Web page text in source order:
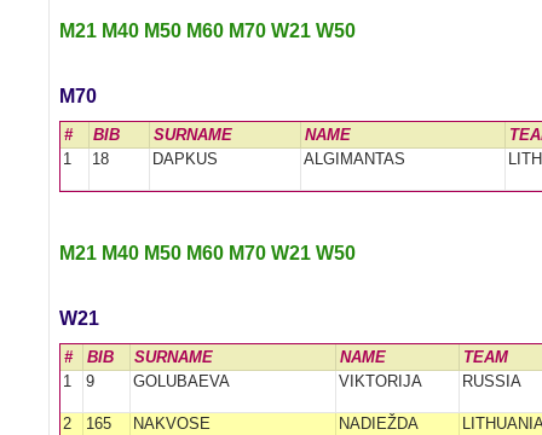
M21 M40 M50 M60 M70 W21 W50
M70
# BIB SURNAME NAME
1
18 DAPKUS ALGIMANTAS
M21 M40 M50 M60 M70 W21 W50
W21
# BIB SURNAME NAME
TEAM
1
9 GOLUBAEVA VIKTORIJA RUSSIA
2 165 NAKVOSE NADIEŽDA